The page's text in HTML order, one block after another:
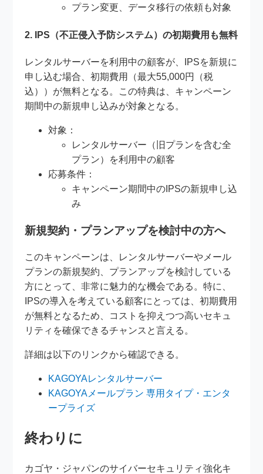
プラン変更、データ移行の依頼も対象
2. IPS（不正侵入予防システム）の初期費用も無料
レンタルサーバーを利用中の顧客が、IPSを新規に
申し込む場合、初期費用（最大55,000円（税
込））が無料となる。この特典は、キャンペーン
期間中の新規申し込みが対象となる。
対象：
レンタルサーバー（旧プランを含む全
プラン）を利用中の顧客
応募条件：
キャンペーン期間中のIPSの新規申し込
み
新規契約・プランアップを検討中の方へ
このキャンペーンは、レンタルサーバーやメール
プランの新規契約、プランアップを検討している
方にとって、非常に魅力的な機会である。特に、
IPSの導入を考えている顧客にとっては、初期費用
が無料となるため、コストを抑えつつ高いセキュ
リティを確保できるチャンスと言える。
詳細は以下のリンクから確認できる。
KAGOYAレンタルサーバー
KAGOYAメールプラン 専用タイプ・エンタ
ープライズ
終わりに
カゴヤ・ジャパンのサイバーセキュリティ強化キ